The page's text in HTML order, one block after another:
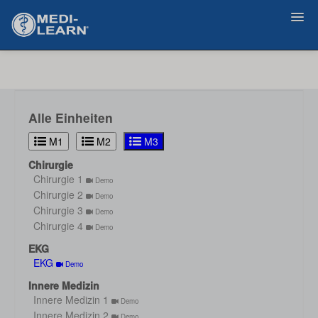
Alle Einheiten
M1 M2
M3
Chirurgie
Chirurgie 1
Demo
Chirurgie 2 Demo
Chirurgie 3 Demo
Chirurgie 4 Demo
EKG
EKG
Demo
Innere Medizin
Innere Medizin 1
Demo
Innere Medizin 2